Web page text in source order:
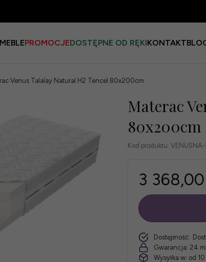
MEBLEPROMOCJEDOSTĘPNE OD RĘKIKONTAKT
Venus Talalay Natural H2 Tencel 80x200cm
Materac
80x200cm
Kod produktu:
3 368,00
szt.
Dostępność:
Gwarancja: 24
Wysyłka w: od